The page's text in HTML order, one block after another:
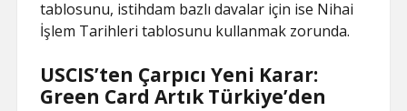
tablosunu, istihdam bazlı davalar için ise Nihai
İşlem Tarihleri tablosunu kullanmak zorunda.
USCIS’ten Çarpıcı Yeni Karar:
Green Card Artık Türkiye’den